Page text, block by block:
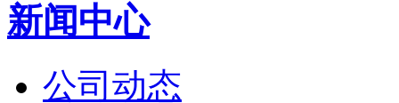
新闻中心
公司动态